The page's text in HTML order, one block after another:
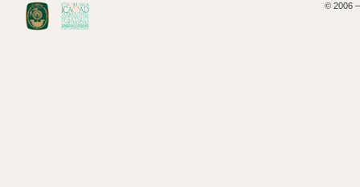
© 2006